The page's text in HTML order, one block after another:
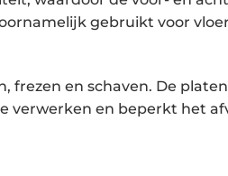
gebruikt voor
en schaven. De
verwerken en beperkt het